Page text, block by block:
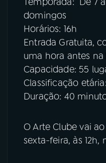
domingos
Horários: 16h
Entrada Gratuita,
uma hora antes
Capacidade: 55
Classificação
Duração: 40
O Arte Clube vai
sexta-feira, às 12h,